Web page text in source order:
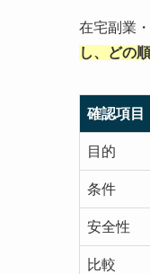
在宅副業
し、どの
確認項目
目的
条件
安全性
比較